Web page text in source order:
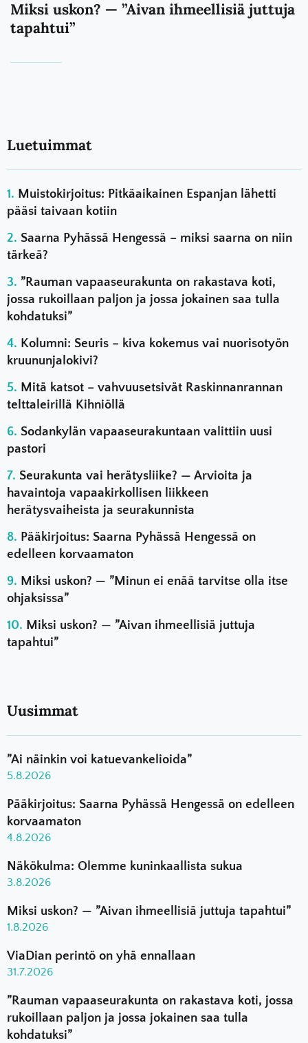
Miksi uskon? — ”Aivan ihmeellisiä juttuja
tapahtui”
Luetuimmat
Muistokirjoitus: Pitkäaikainen Espanjan lähetti
pääsi taivaan kotiin
Saarna Pyhässä Hengessä – miksi saarna on niin
tärkeä?
”Rauman vapaaseurakunta on rakastava koti,
jossa rukoillaan paljon ja jossa jokainen saa tulla
kohdatuksi”
Kolumni: Seuris – kiva kokemus vai nuorisotyön
kruununjalokivi?
Mitä katsot – vahvuusetsivät Raskinnanrannan
telttaleirillä Kihniöllä
Sodankylän vapaaseurakuntaan valittiin uusi
pastori
Seurakunta vai herätysliike? — Arvioita ja
havaintoja vapaakirkollisen liikkeen
herätysvaiheista ja seurakunnista
Pääkirjoitus: Saarna Pyhässä Hengessä on
edelleen korvaamaton
Miksi uskon? — ”Minun ei enää tarvitse olla itse
ohjaksissa”
Miksi uskon? — ”Aivan ihmeellisiä juttuja
tapahtui”
Uusimmat
”Ai näinkin voi katuevankelioida”
5.8.2026
Pääkirjoitus: Saarna Pyhässä Hengessä on edelleen
korvaamaton
4.8.2026
Näkökulma: Olemme kuninkaallista sukua
3.8.2026
Miksi uskon? — ”Aivan ihmeellisiä juttuja tapahtui”
1.8.2026
ViaDian perintö on yhä ennallaan
31.7.2026
”Rauman vapaaseurakunta on rakastava koti, jossa
rukoillaan paljon ja jossa jokainen saa tulla
kohdatuksi”